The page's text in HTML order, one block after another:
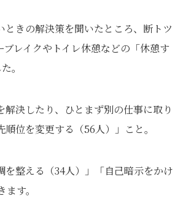
ときの解決策を聞いたところ、断トツ
ブレイクやトイレ休憩などの「休憩す
。
解決したり、ひとまず別の仕事に取り
位を変更する（56人）」こと。
を整える（34人）」「自己暗示をかけ
す。